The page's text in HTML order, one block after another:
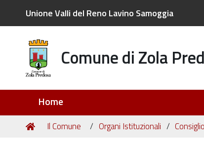
Unione Valli del Reno Lavino Samoggia
Comune di Zola
Home
Tu
Home
Il Comune Organi Istituzionali